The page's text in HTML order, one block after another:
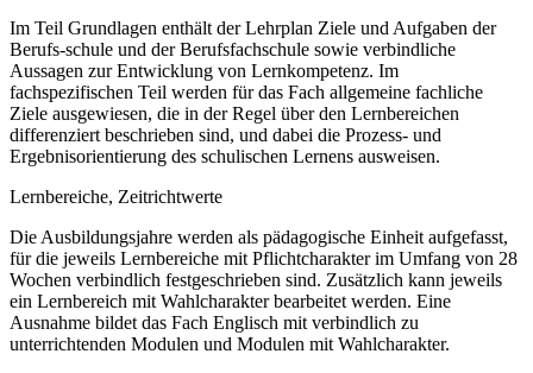
Im Teil Grundlagen enthält der Lehrplan Ziele und Aufgaben der
Berufs-schule und der Berufsfachschule sowie verbindliche
Aussagen zur Entwicklung von Lernkompetenz. Im
fachspezifischen Teil werden für das Fach allgemeine fachliche
Ziele ausgewiesen, die in der Regel über den Lernbereichen
differenziert beschrieben sind, und dabei die Prozess- und
Ergebnisorientierung des schulischen Lernens ausweisen.
Lernbereiche, Zeitrichtwerte
Die Ausbildungsjahre werden als pädagogische Einheit aufgefasst,
für die jeweils Lernbereiche mit Pflichtcharakter im Umfang von 28
Wochen verbindlich festgeschrieben sind. Zusätzlich kann jeweils
ein Lernbereich mit Wahlcharakter bearbeitet werden. Eine
Ausnahme bildet das Fach Englisch mit verbindlich zu
unterrichtenden Modulen und Modulen mit Wahlcharakter.